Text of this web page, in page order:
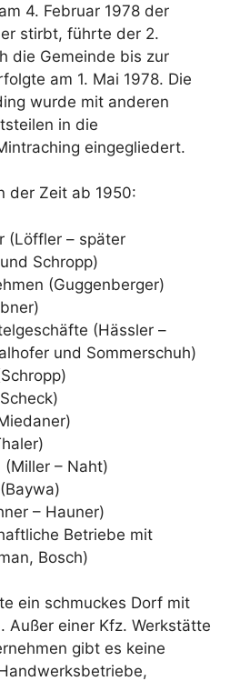
4. Februar 1978 der
stirbt, führte der 2.
die Gemeinde bis zur
am 1. Mai 1978. Die
wurde mit anderen
in die
eingegliedert.
der Zeit ab 1950:
(Löffler – später
Schropp)
(Guggenberger)
(Hässler –
und Sommerschuh)
– Naht)
– Hauner)
Betriebe mit
Bosch)
ein schmuckes Dorf mit
Außer einer Kfz. Werkstätte
gibt es keine